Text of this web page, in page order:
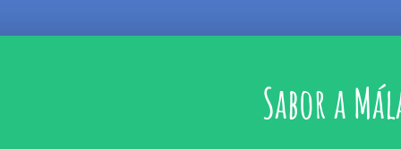
Sabor a